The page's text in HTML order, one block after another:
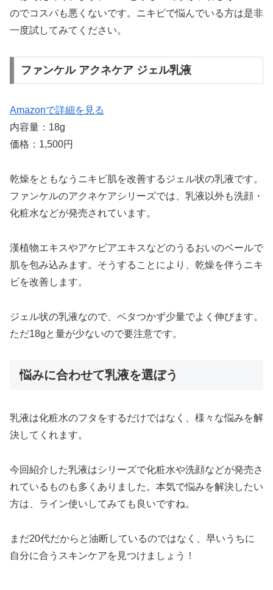
のでコスパも悪くないです。ニキビで悩んでいる方は是非
一度試してみてください。
ファンケル アクネケア ジェル乳液
Amazonで詳細を見る
内容量：18g
価格：1,500円
乾燥をともなうニキビ肌を改善するジェル状の乳液です。
ファンケルのアクネケアシリーズでは、乳液以外も洗顔・
化粧水などが発売されています。
漢植物エキスやアケビアエキスなどのうるおいのベールで
肌を包み込みます。そうすることにより、乾燥を伴うニキ
ビを改善します。
ジェル状の乳液なので、ベタつかず少量でよく伸びます。
ただ18gと量が少ないので要注意です。
悩みに合わせて乳液を選ぼう
乳液は化粧水のフタをするだけではなく、様々な悩みを解
決してくれます。
今回紹介した乳液はシリーズで化粧水や洗顔などが発売さ
れているものも多くありました。本気で悩みを解決したい
方は、ライン使いしてみても良いですね。
まだ20代だからと油断しているのではなく、早いうちに
自分に合うスキンケアを見つけましょう！